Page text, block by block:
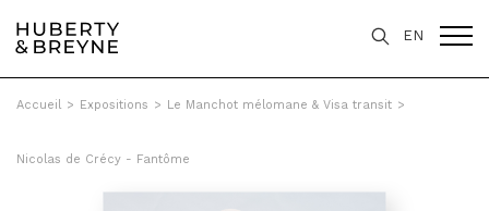
EN
Accueil > Expositions > Le Manchot mélomane & Visa transit >
Nicolas de Crécy - Fantôme